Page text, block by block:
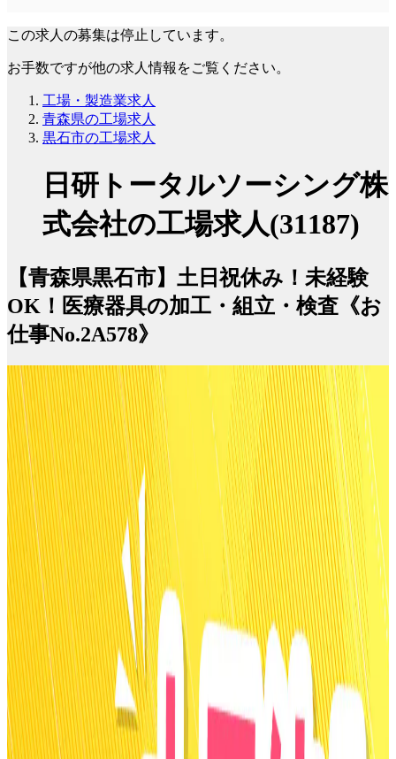
この求人の募集は停止しています。
お手数ですが他の求人情報をご覧ください。
工場・製造業求人
青森県の工場求人
黒石市の工場求人
日研トータルソーシング株
式会社の工場求人(31187)
【青森県黒石市】土日祝休み！未経験
OK！医療器具の加工・組立・検査《お
仕事No.2A578》